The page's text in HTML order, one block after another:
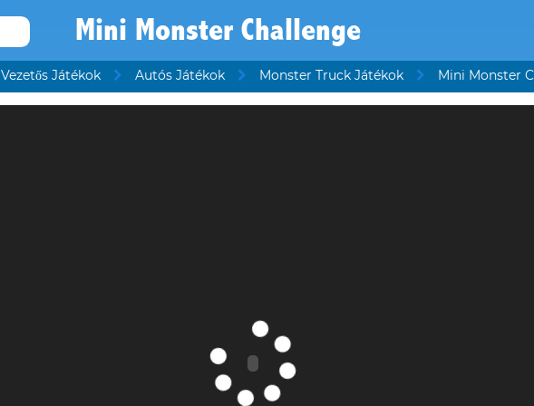
Mini Monster Challenge
Vezetős Játékok Autós Játékok Monster Truck Játékok Mini Monster